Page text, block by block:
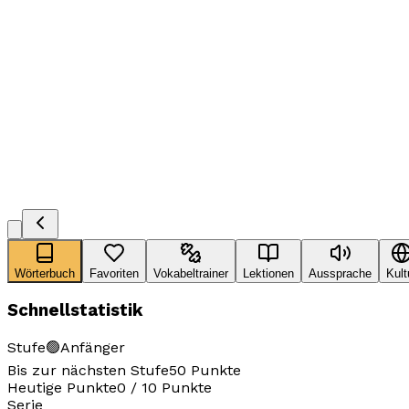
Wörterbuch Favoriten Vokabeltrainer Lektionen Aussprache
Schnellstatistik
Stufe🟢Anfänger
Bis zur nächsten Stufe50 Punkte
Heutige Punkte0 / 10 Punkte
Serie